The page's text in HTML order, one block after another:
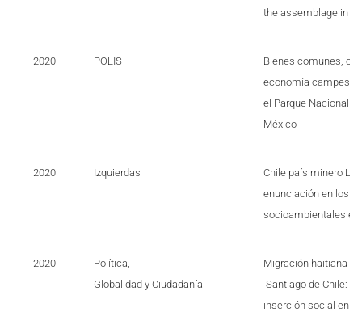
the assemblage in
2020 POLIS
Bienes comunes,
economía
el Parque Nacional
México
2020 Izquierdas
Chile país minero
enunciación en los
socioambientales en
2020
Política,
Globalidad y Ciudadanía
Migración haitiana en
Santiago de Chile:
inserción social en